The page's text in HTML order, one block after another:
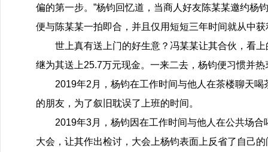
偏的第一步。”杨钧回忆道，当商人好友陈某某邀约杨
便与陈某某一拍即合，并且仅用短短三年时间就从中
世上真有送上门的好生意？冯某某让其合伙，看上
继为其送上25.7万元现金。一来二去，杨钧便习惯并
2019年2月，杨钧在工作时间与他人在茶楼聊天
的朋友，为了叙旧耽误了上班的时间。
2019年3月，杨钧因在工作时间与他人在公共场
大会，让其作出检讨，大会上杨钧表面上反省了自己